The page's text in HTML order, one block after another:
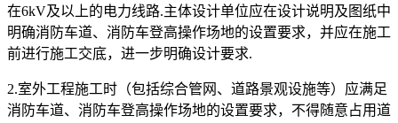
在6kV及以上的电力线路.主体设计单位应在设计说明及图纸中
明确消防车道、消防车登高操作场地的设置要求，并应在施工
前进行施工交底，进一步明确设计要求.
2.室外工程施工时（包括综合管网、道路景观设施等）应满足
消防车道、消防车登高操作场地的设置要求，不得随意占用道